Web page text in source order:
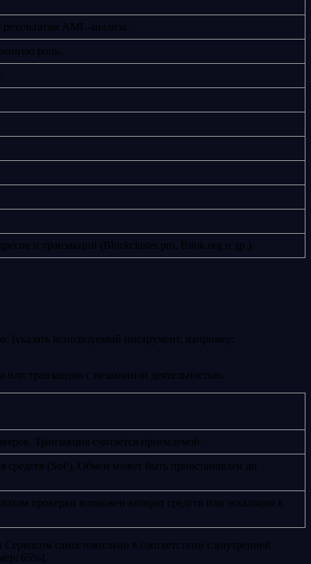
AML-анализа.
роль.
и транзакций (Blockcluster.pro, Bitok.org и др.).
[указать используемый инструмент, например:
транзакции с незаконной деятельностью.
Транзакция считается приемлемой.
(SoF). Обмен может быть приостановлен до
проверки возможен возврат средств или эскалация в
самостоятельно в соответствии с внутренней
65%].